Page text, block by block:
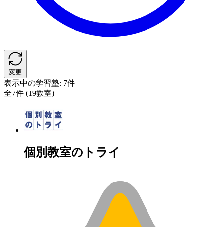
変更
表示中の学習塾: 7件
全7件 (19教室)
個別教室のトライ